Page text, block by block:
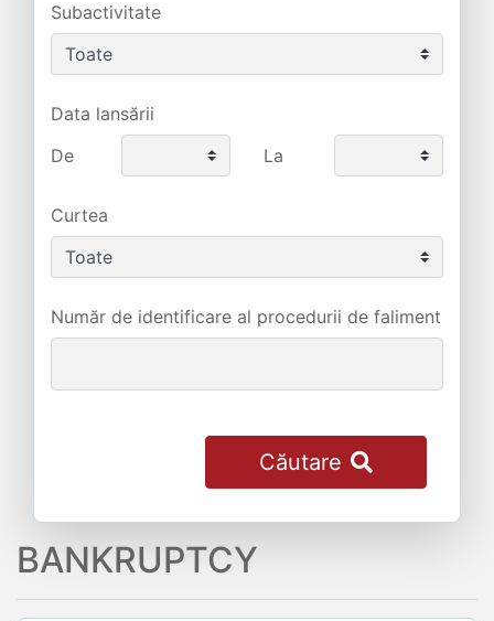
Subactivitate
Data lansării
De
La
Curtea
Număr de identificare al procedurii de faliment
Căutare
BANKRUPTCY